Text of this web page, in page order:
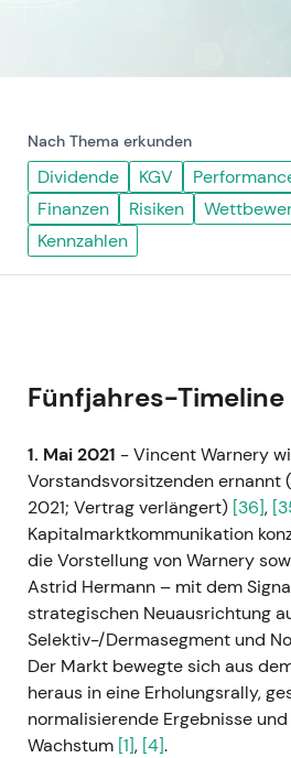
Nach Thema erkunden
Dividende KGV
Finanzen
Risiken
Kennzahlen
Fünfjahres-
1. Mai 2021 - Vincent Warnery
Vorstandsvorsitzenden ernannt
2021; Vertrag verlängert) [36],
Kapitalmarktkommunikation
die Vorstellung von Warnery
Astrid Hermann – mit dem
strategischen Neuausrichtung
Selektiv-/Dermasegment und
Der Markt bewegte sich aus
heraus in eine Erholungsrally,
normalisierende Ergebnisse
Wachstum [1], [4].